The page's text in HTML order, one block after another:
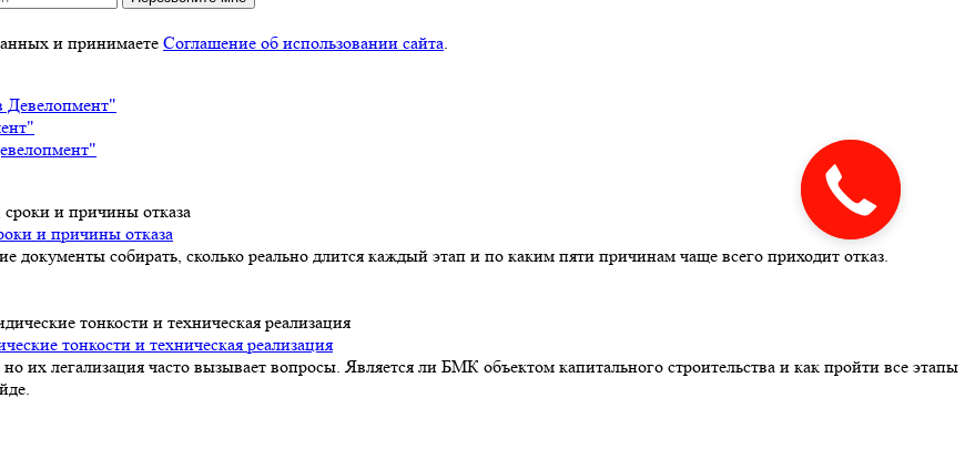
и принимаете Соглашение об использовании сайта
Девелопмент"
и причины отказа
документы собирать, сколько реально длится каждый этап и по каким пяти причинам чаще всего приходит отказ.
тонкости и техническая реализация
их легализация часто вызывает вопросы. Является ли БМК объектом капитального строительства и как пройти все этапы